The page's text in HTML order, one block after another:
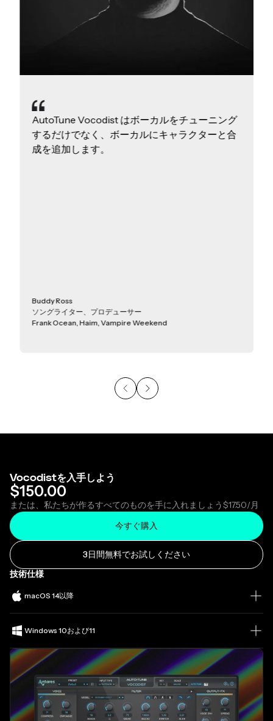
AutoTune Vocodist はボーカルをチューニング
するだけでなく、ボーカルにキャラクターと合
成を追加します。
Buddy Ross
ソングライター、プロデューサー
Frank Ocean, Haim, Vampire Weekend
Vocodistを入手しよう
$150.00
または、私たちが作るすべてのものを手に入れましょう$17.50/月
今すぐ購入
3日間無料でお試しください
技術仕様
macOS 14以降
Windows 10および11